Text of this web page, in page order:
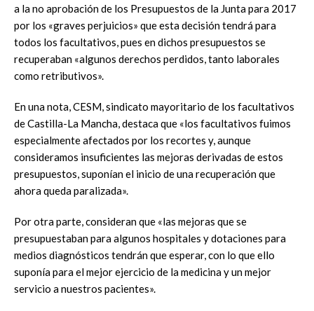
a la no aprobación de los Presupuestos de la Junta para 2017
por los «graves perjuicios» que esta decisión tendrá para
todos los facultativos, pues en dichos presupuestos se
recuperaban «algunos derechos perdidos, tanto laborales
como retributivos».
En una nota, CESM, sindicato mayoritario de los facultativos
de Castilla-La Mancha, destaca que «los facultativos fuimos
especialmente afectados por los recortes y, aunque
consideramos insuficientes las mejoras derivadas de estos
presupuestos, suponían el inicio de una recuperación que
ahora queda paralizada».
Por otra parte, consideran que «las mejoras que se
presupuestaban para algunos hospitales y dotaciones para
medios diagnósticos tendrán que esperar, con lo que ello
suponía para el mejor ejercicio de la medicina y un mejor
servicio a nuestros pacientes».